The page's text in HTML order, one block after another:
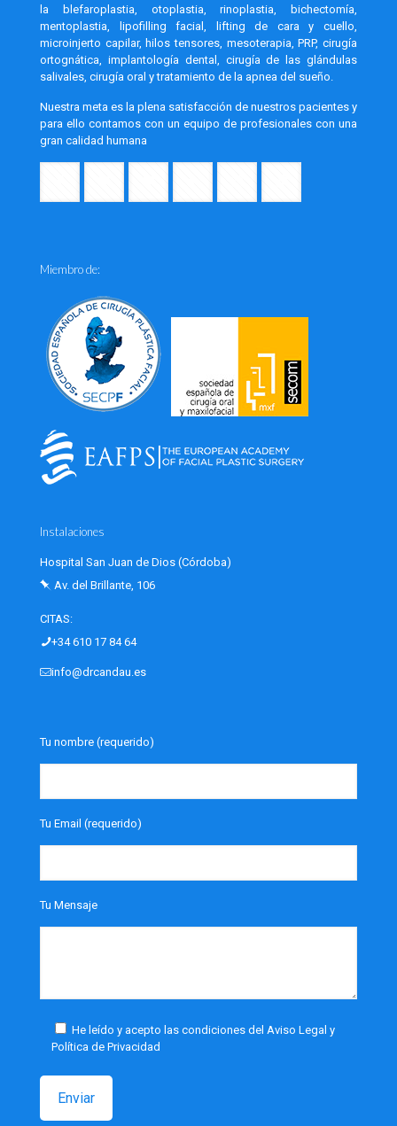
la blefaroplastia, otoplastia, rinoplastia, bichectomía,
mentoplastia, lipofilling facial, lifting de cara y cuello,
microinjerto capilar, hilos tensores, mesoterapia, PRP, cirugía
ortognática, implantología dental, cirugía de las glándulas
salivales, cirugía oral y tratamiento de la apnea del sueño.
Nuestra meta es la plena satisfacción de nuestros pacientes y
para ello contamos con un equipo de profesionales con una
gran calidad humana
Miembro de:
Instalaciones
Hospital San Juan de Dios (Córdoba)
Av. del Brillante, 106
CITAS:
+34 610 17 84 64‎
info@drcandau.es
Tu nombre (requerido)
Tu Email (requerido)
Tu Mensaje
He leído y acepto las condiciones del Aviso Legal y
Política de Privacidad